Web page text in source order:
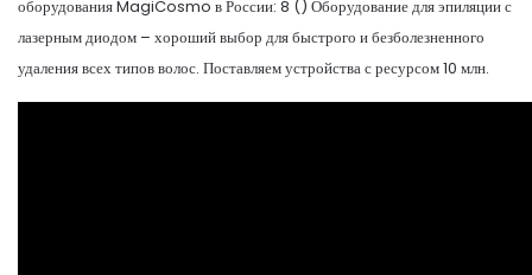
оборудования MagiCosmo в России: 8 () Оборудование для эпиляции с
лазерным диодом – хороший выбор для быстрого и безболезненного
удаления всех типов волос. Поставляем устройства с ресурсом 10 млн.